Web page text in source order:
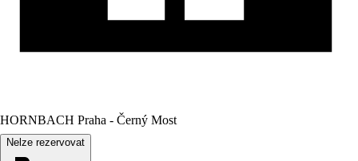
HORNBACH Praha - Černý Most
Nelze rezervovat